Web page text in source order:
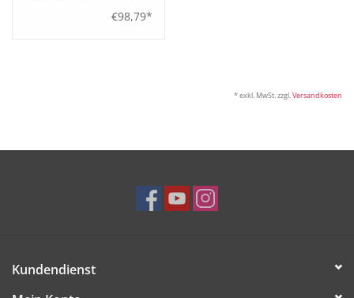
Möbel
€98,79*
* exkl. MwSt. zzgl.Versandkosten
Kundendienst